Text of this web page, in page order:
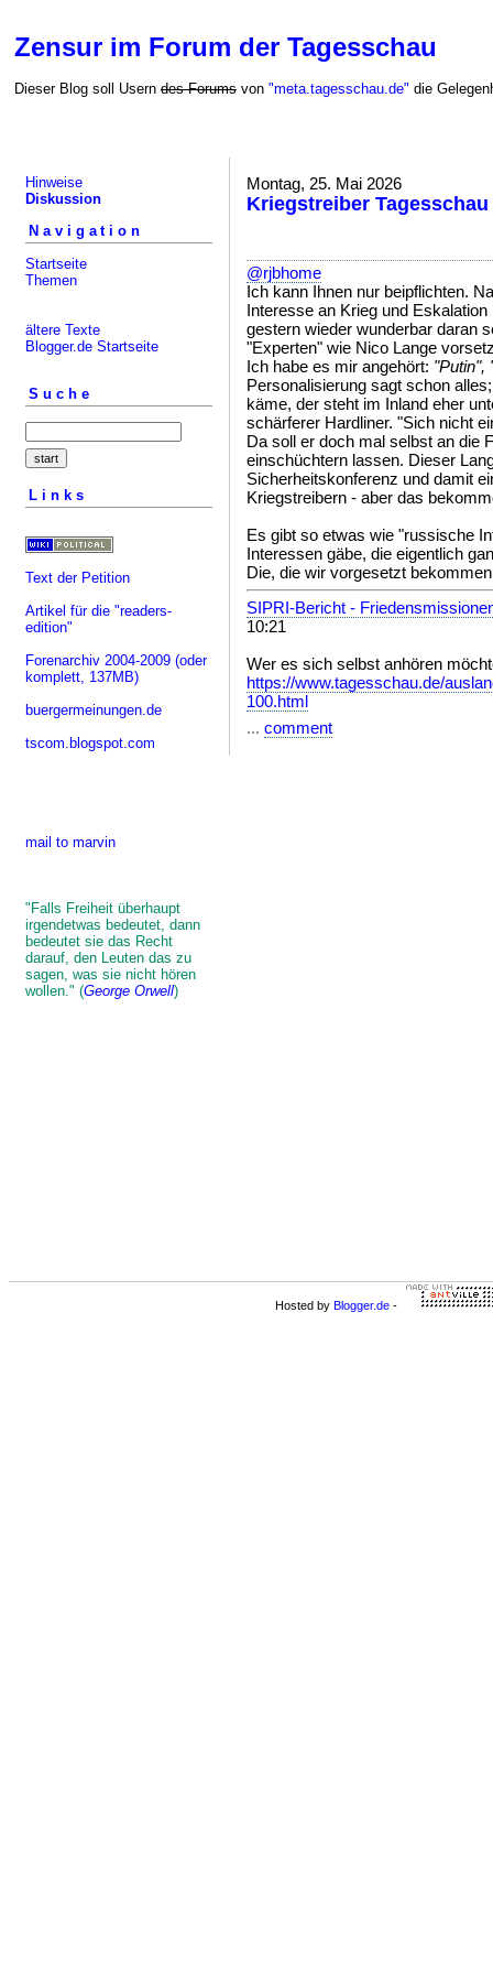
Zensur im Forum der Tagesschau
Dieser Blog soll Usern des Forums von "meta.tagesschau.de" die
Hinweise
Diskussion
Navigation
Startseite
Themen
ältere Texte
Blogger.de Startseite
Suche
Links
Text der Petition
Artikel für die "readers-
edition"
Forenarchiv 2004-2009 (oder
komplett, 137MB)
buergermeinungen.de
tscom.blogspot.com
mail to marvin
"Falls Freiheit überhaupt
irgendetwas bedeutet, dann
bedeutet sie das Recht
darauf, den Leuten das zu
sagen, was sie nicht hören
wollen." (George Orwell)
Montag, 25. Mai 2026
Kriegstreiber Tagesschau
@rjbhome
Ich kann Ihnen nur beipflichten.
Interesse an Krieg und
gestern wieder wunderbar daran
"Experten" wie Nico Lange
Ich habe es mir angehört: "Putin",
Personalisierung sagt schon
käme, der steht im Inland eher
schärferer Hardliner. "Sich nicht
Da soll er doch mal selbst an die
einschüchtern lassen. Dieser
Sicherheitskonferenz und damit
Kriegstreibern - aber das
Es gibt so etwas wie "russische
Interessen gäbe, die eigentlich
Die, die wir vorgesetzt
SIPRI-Bericht -
10:21
Wer es sich selbst anhören
https://www.tagesschau.de/
100.html
... comment
Hosted by Blogger.de -